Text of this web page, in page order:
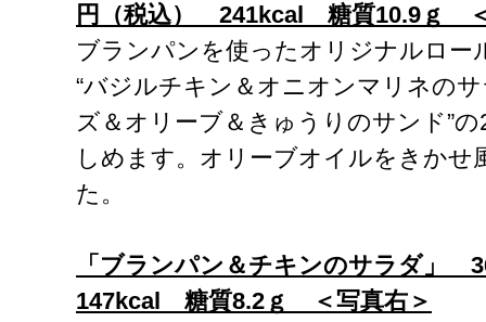
円（税込） 241kcal 糖質10.9 ｇ
ブランパンを使ったオリジナルロ
“バジルチキン＆オニオンマリネのサ
ズ＆オリーブ＆きゅうりのサンド”
しめます。オリーブオイルをきかせ
た。
「ブランパン＆チキンのサラダ」
147kcal 糖質8.2 ｇ ＜写真右＞